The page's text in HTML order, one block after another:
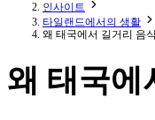
인사이트
타일랜드에서의 생활
왜 태국에서 길거리 음
왜 태국에